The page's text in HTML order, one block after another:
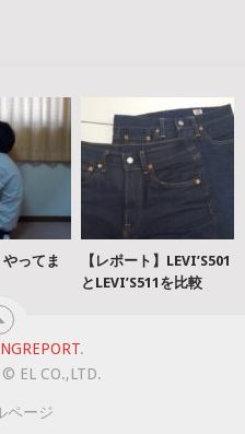
やってま
【レポート】LEVI’S501
とLEVI’S511を比較
.
© EL CO.,LTD.
ページ